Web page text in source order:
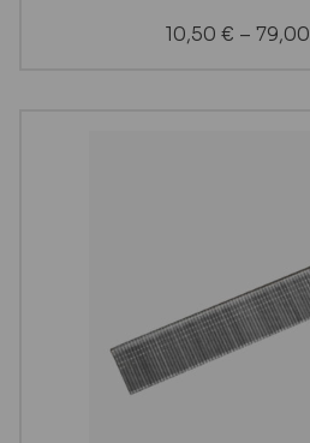
10,50 € – 79,00